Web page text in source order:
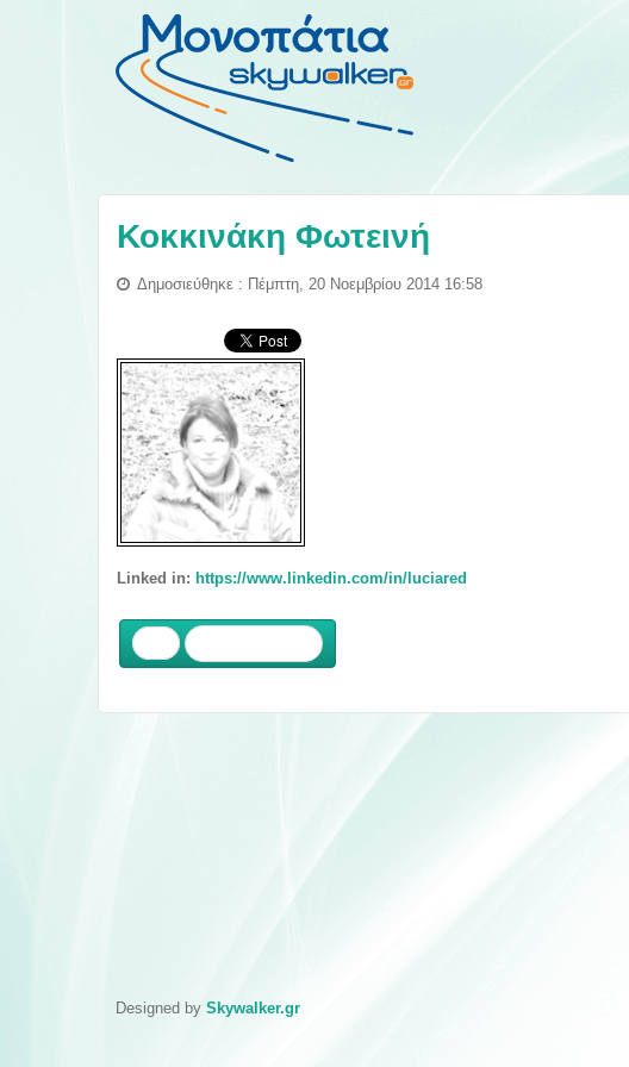
Κοκκινάκη Φωτεινή
Δημοσιεύθηκε : Πέμπτη, 20 Νοεμβρίου 2014 16:58
Linked in: https://www.linkedin.com/in/luciared
Designed by Skywalker.gr